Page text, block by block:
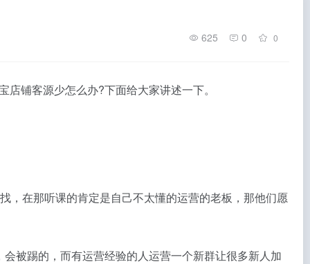
625 0 0
铺客源少怎么办?下面给大家讲述一下。
，在那听课的肯定是自己不太懂的运营的老板，那他们愿
被踢的，而有运营经验的人运营一个新群让很多新人加